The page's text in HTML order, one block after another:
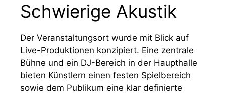
Schwierige Akustik
Der Veranstaltungsort wurde mit Blick auf
Live-Produktionen konzipiert. Eine zentrale
Bühne und ein DJ-Bereich in der Haupthalle
bieten Künstlern einen festen Spielbereich
sowie dem Publikum eine klar definierte